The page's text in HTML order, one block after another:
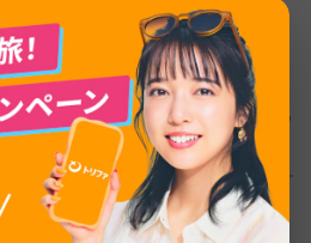
2〜3日前に登録するのがベスト
で免除｜e-Arrival Cardとの
e-Arrival Cardのほかに「K-ETA